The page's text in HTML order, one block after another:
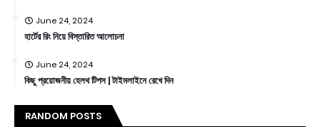
June 24, 2024
হার্টের রিং নিয়ে বিস্তারিত আলোচনা
June 24, 2024
কিছু প্রয়োজনীয় হেলথ টিপস | টাইমলাইনে রেখে দিন
RANDOM POSTS